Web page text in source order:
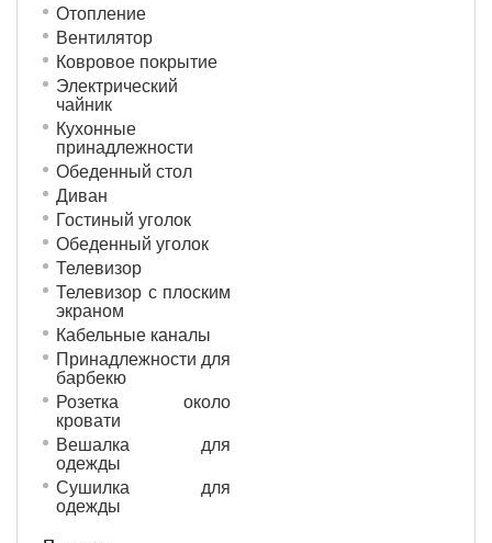
Отопление
Вентилятор
Ковровое покрытие
Электрический
чайник
Кухонные
принадлежности
Обеденный стол
Диван
Гостиный уголок
Обеденный уголок
Телевизор
Телевизор с плоским
экраном
Кабельные каналы
Принадлежности для
барбекю
Розетка около
кровати
Вешалка для
одежды
Сушилка для
одежды